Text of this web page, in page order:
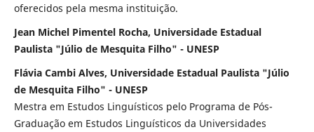
oferecidos pela mesma instituição.
Jean Michel Pimentel Rocha, Universidade Estadual
Paulista "Júlio de Mesquita Filho" - UNESP
Flávia Cambi Alves, Universidade Estadual Paulista "Júlio
de Mesquita Filho" - UNESP
Mestra em Estudos Linguísticos pelo Programa de Pós-
Graduação em Estudos Linguísticos da Universidades